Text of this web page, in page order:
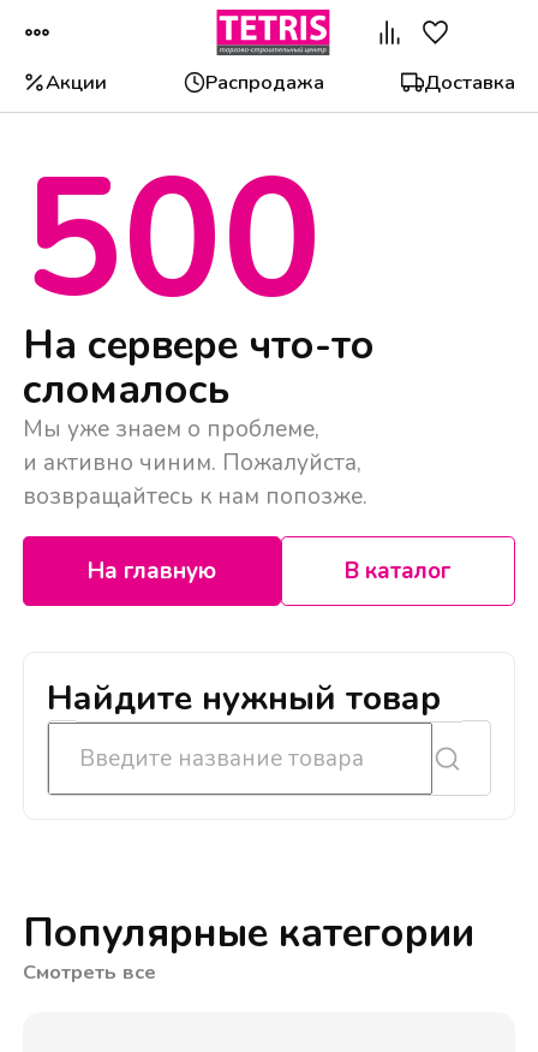
Акции Распродажа Доставка
500
На сервере что-то
сломалось
Мы уже знаем о проблеме,
и активно чиним. Пожалуйста,
возвращайтесь к нам попозже.
На главную В каталог
Найдите нужный товар
Популярные категории
Смотреть все